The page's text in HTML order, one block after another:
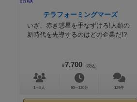
テラフォーミングマーズ
いざ、赤き惑星を手なずけろ!人類の
新時代を先導するのはどの企業だ!?
¥ 7,700 （税込）
1～5人 90～120分 129件